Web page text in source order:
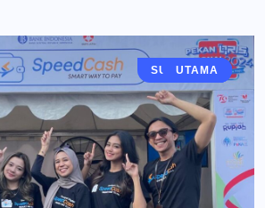
BERITA
EKONOMI
SURABAYA
UTAMA